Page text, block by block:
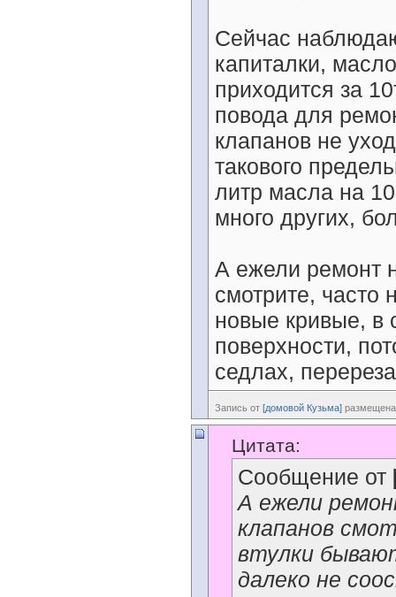
Сейчас
капиталки,
приходится за
повода для
клапанов не
такового
литр масла на
много других,
А ежели ремонт
смотрите, часто
новые кривые, в
поверхности,
седлах,
Запись от [домовой Кузьма]
Цитата:
Сообщение от
А ежели
клапанов
втулки
далеко не